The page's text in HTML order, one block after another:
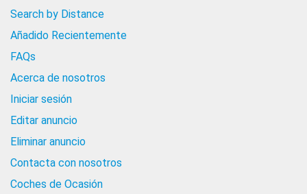
Search by Distance
Añadido Recientemente
FAQs
Acerca de nosotros
Iniciar sesión
Editar anuncio
Eliminar anuncio
Contacta con nosotros
Coches de Ocasión